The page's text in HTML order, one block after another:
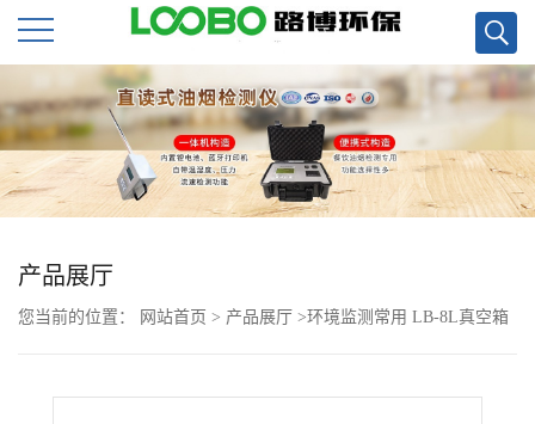
公
司
首
页
公
产品展厅
您当前的位置： 网站首页 > 产品展厅 >环境监测常用 LB-8L真空箱